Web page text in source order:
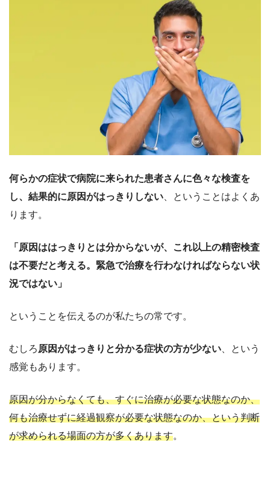
何らかの症状で病院に来られた患者さんに色々な検査を
し、結果的に原因がはっきりしない 、ということはよくあ
ります。
「原因ははっきりとは分からないが、これ以上の精密検査
は不要だと考える。緊急で治療を行わなければならない状
況ではない」
ということを伝えるのが私たちの常です。
むしろ 原因がはっきりと分かる症状の方が少ない 、という
感覚もあります。
原因が分からなくても、すぐに治療が必要な状態なのか、
何も治療せずに経過観察が必要な状態なのか、という判断
が求められる場面の方が多くあります。